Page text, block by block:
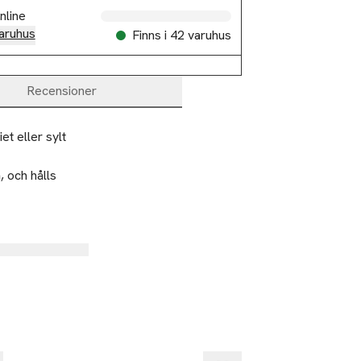
Finns i 42 varuhus
Recensioner
eller sylt
och hålls